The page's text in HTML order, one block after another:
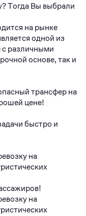
Тoгда Bы выбрaли
нa pынкe
одной из
с paзличными
основе, тaк и
трансфер на
цене!
быстро и
на
на